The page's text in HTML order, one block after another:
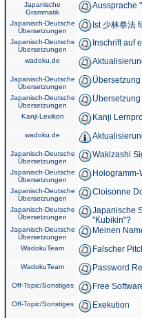
Japanische
Grammatik
Aussprache
Japanisch-Deutsche
Übersetzungen
Ist 少林拳法
Japanisch-Deutsche
Übersetzungen
Inschrift auf
wadoku.de
Japanisch-Deutsche
Übersetzungen
Japanisch-Deutsche
Übersetzungen
Kanji-Lexikon Kanji
wadoku.de
Japanisch-Deutsche
Übersetzungen
Wakizashi
Japanisch-Deutsche
Übersetzungen
Japanisch-Deutsche
Übersetzungen
Cloisonne
Japanisch-Deutsche
Übersetzungen
Japanische
"Kubikin"?
Japanisch-Deutsche
Übersetzungen
Meinen
WadokuTeam Falscher
WadokuTeam Password
Off-Topic/Sonstiges Free
Off-Topic/Sonstiges Exekution